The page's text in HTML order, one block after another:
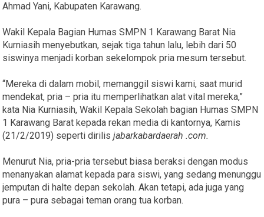
Ahmad Yani, Kabupaten Karawang.
Wakil Kepala Bagian Humas SMPN 1 Karawang Barat Nia
Kurniasih menyebutkan, sejak tiga tahun lalu, lebih dari 50
siswinya menjadi korban sekelompok pria mesum tersebut.
“Mereka di dalam mobil, memanggil siswi kami, saat murid
mendekat, pria – pria itu memperlihatkan alat vital mereka,”
kata Nia Kurniasih, Wakil Kepala Sekolah bagian Humas SMPN
1 Karawang Barat kepada rekan media di kantornya, Kamis
(21/2/2019) seperti dirilisjabarkabardaerah .com.
Menurut Nia, pria-pria tersebut biasa beraksi dengan modus
menanyakan alamat kepada para siswi, yang sedang menunggu
jemputan di halte depan sekolah. Akan tetapi, ada juga yang
pura – pura sebagai teman orang tua korban.